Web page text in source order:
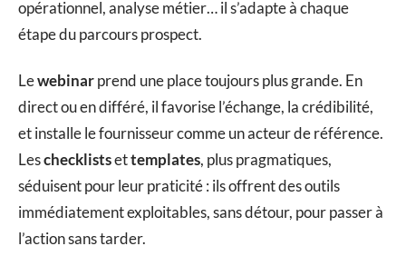
opérationnel, analyse métier… il s’adapte à chaque
étape du parcours prospect.
Lewebinarprend une place toujours plus grande. En
direct ou en différé, il favorise l’échange, la crédibilité,
et installe le fournisseur comme un acteur de référence.
Leschecklistsettemplates, plus pragmatiques,
séduisent pour leur praticité : ils offrent des outils
immédiatement exploitables, sans détour, pour passer à
l’action sans tarder.